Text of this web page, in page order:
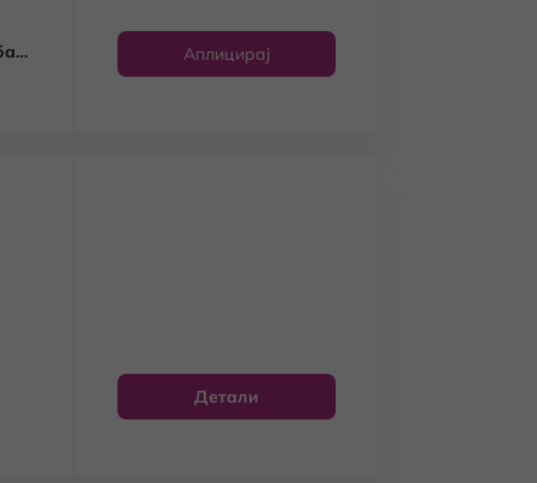
Аплицирај
Детали